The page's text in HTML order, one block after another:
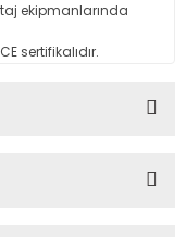
ekipmanlarında
sertifikalıdır.